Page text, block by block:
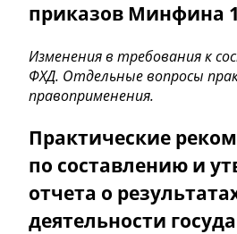
приказов Минфина
Изменения в требования к
ФХД. Отдельные вопросы
правоприменения.
Практические
по составлению и
отчета о
деятельности